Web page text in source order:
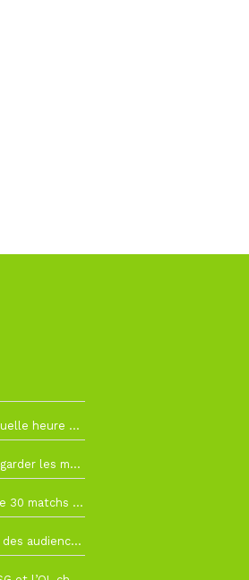
RC Lens – Villarreal : à quelle heure et sur quelle chaîne voir la finale de la Como Cup ?
Como Cup : comment regarder les matchs du RC Lens en direct ?
Ligue 1+ diffusera plus de 30 matchs amicaux avant la reprise de la Ligue 1
Coupe du monde 2026 : des audiences record, mais M6 devrait perdre très gros !